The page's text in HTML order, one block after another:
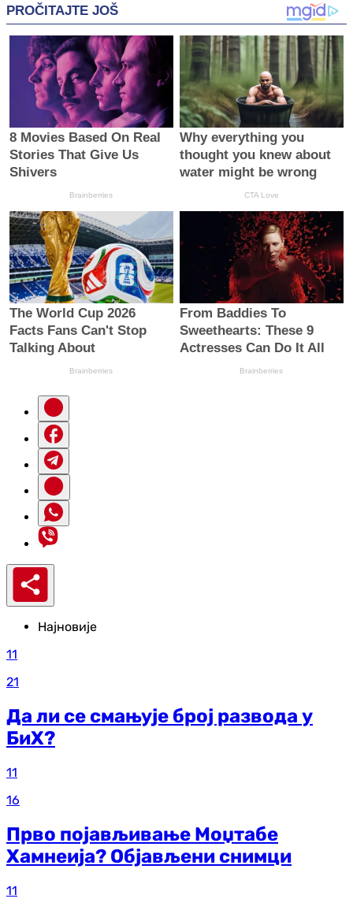
Најновије
11
21
Да ли се смањује број развода у
БиХ?
11
16
Прво појављивање Моџтабе
Хамнеија? Објављени снимци
11